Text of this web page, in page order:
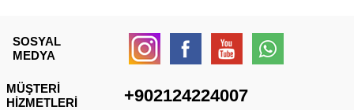
SOSYAL
MEDYA
MÜŞTERI
HIZMETLERI
+902124224007